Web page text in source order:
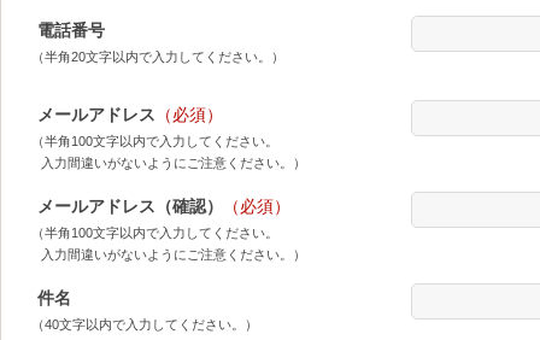
電話番号
（半角20文字以内で入力してください。）
メールアドレス （必須）
（半角100文字以内で入力してください。
入力間違いがないようにご注意ください。）
メールアドレス（確認） （必須）
（半角100文字以内で入力してください。
入力間違いがないようにご注意ください。）
件名
（40文字以内で入力してください。）